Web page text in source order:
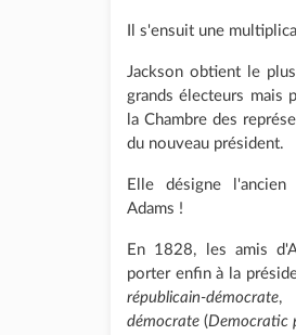
Il s'ensuit une
Jackson obtient le
grands électeurs mais
la Chambre des
du nouveau président.
Elle désigne l'ancien
Adams !
En 1828, les amis
porter enfin à la
républicain-démocrate,
démocrate (Democratic